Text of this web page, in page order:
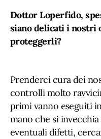
Dottor Loperfido,
siano delicati i nostri
proteggerli?
Prenderci cura dei
controlli molto
primi vanno eseguiti
mano che si
eventuali difetti,